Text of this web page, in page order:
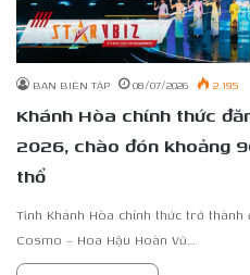
BAN BIÊN TẬP 08/07/2026 2.195
Khánh Hòa chính thức
2026, chào đón khoảng
thổ
Tỉnh Khánh Hòa chính thức trở
Cosmo – Hoa Hậu Hoàn Vũ…